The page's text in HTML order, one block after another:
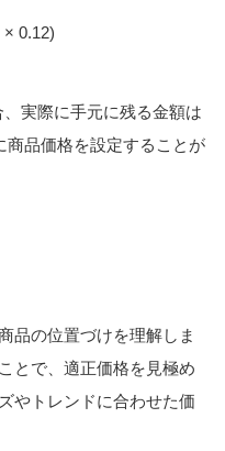
0.12)
実際に手元に残る金額は
商品価格を設定することが
品の位置づけを理解しま
とで、適正価格を見極め
やトレンドに合わせた価